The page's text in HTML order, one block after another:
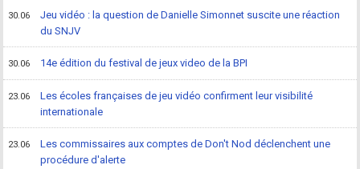
30.06
Jeu vidéo : la question de Danielle Simonnet suscite une réaction
du SNJV
30.06 14e édition du festival de jeux video de la BPI
23.06
Les écoles françaises de jeu vidéo confirment leur visibilité
internationale
23.06
Les commissaires aux comptes de Don't Nod déclenchent une
procédure d'alerte